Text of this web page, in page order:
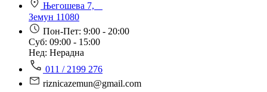
Његошева 7,
Земун 11080
Пон-Пет: 9:00 - 20:00
Суб: 09:00 - 15:00
Нед: Нерадна
011 / 2199 276
riznicazemun@gmail.com